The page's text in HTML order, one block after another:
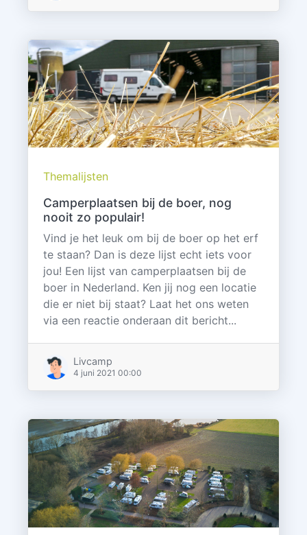
Themalijsten
Camperplaatsen bij de boer, nog
nooit zo populair!
Vind je het leuk om bij de boer op het erf
te staan? Dan is deze lijst echt iets voor
jou! Een lijst van camperplaatsen bij de
boer in Nederland. Ken jij nog een locatie
die er niet bij staat? Laat het ons weten
via een reactie onderaan dit bericht...
Livcamp
4 juni 2021 00:00